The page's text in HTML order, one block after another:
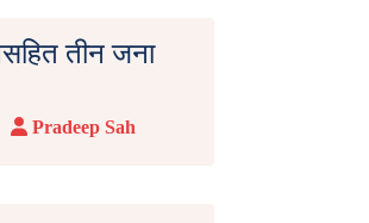
तीन जना
Pradeep Sah